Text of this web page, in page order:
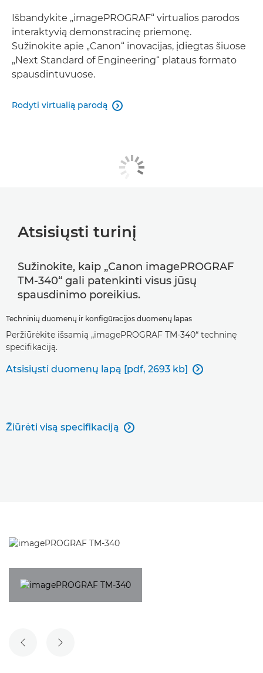
Išbandykite „imagePROGRAF“ virtualios parodos
interaktyvią demonstracinę priemonę.
Sužinokite apie „Canon“ inovacijas, įdiegtas šiuose
„Next Standard of Engineering“ plataus formato
spausdintuvuose.
Rodyti virtualią parodą 
Atsisiųsti turinį
Sužinokite, kaip „Canon imagePROGRAF
TM-340“ gali patenkinti visus jūsų
spausdinimo poreikius.
Techninių duomenų ir konfigūracijos duomenų lapas
Peržiūrėkite išsamią „imagePROGRAF TM-340“ techninę
specifikaciją.
Atsisiųsti duomenų lapą [pdf, 2693 kb] 
Žiūrėti visą specifikaciją 
ANKSTESNĖ SKAIDRĖ
KITA SKAIDRĖ